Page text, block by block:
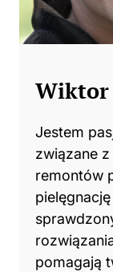
Wiktor
Jestem
związane
remontów
pomagają